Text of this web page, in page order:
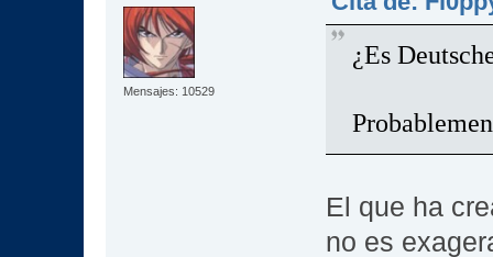
Mensajes: 10529
¿Es
El que ha
no es